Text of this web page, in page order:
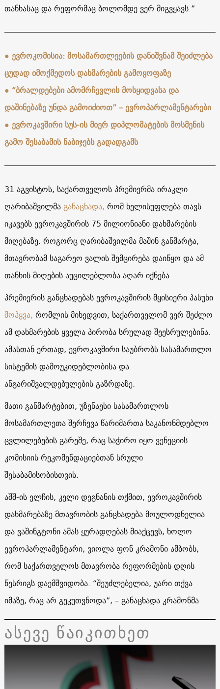
თანხასაც და რეფორმაც ბოლომდე ვერ მიგვყავს.”
● ევროკომისია: მოსამართლეების დანიშვნამ შეიძლება
ცუდად იმოქმედოს დახმარების გამოყოფაზე
● “ბრალდებები ამომრჩევლის მოსყიდვასა და
დაშინებაზე უნდა გამოიძიოთ” – ევროპარლამენტარები
● ევროკავშირი სუს-ის მიერ დიპლომატების მოსმენის
გამო შესაბამის ნაბიჯებს გადადგამს
31 აგვისტოს, საქართველოს პრემიერმა ირაკლი
ღარიბაშვილმაგანაცხადა, რომ ხელისუფლება თავს
იკავებს ევროკავშირის 75 მილიონიანი დახმარების
მიღებაზე. როგორც ღარიბაშვილმა მაშინ განმარტა,
მთავრობამ საგარეო ვალის შემცირება დაიწყო და ამ
თანხის მიღების აუცილებლობა აღარ იქნება.
პრემიერის განცხადებას ევროკავშირის მყისიერი პასუხი
მოჰყვა, რომლის მიხედვით, საქართველომ ვერ შეძლო
ამ დახმარების ყველა პირობა სრულად შეესრულებინა.
ამასთან ერთად, ევროკავშირი საუბრობს სასამართლო
სისტემის დამოუკიდებლობისა და
ანგარიშვალდებულების გაზრდაზე.
მათი განმარტებით, უზენაესი სასამართლოს
მოსამართლეთა შერჩევა წარიმართა საკანონმდებლო
ცვლილებების გარეშე, რაც საჭირო იყო ვენეციის
კომისიის რეკომენდაციებთან სრული
შესაბამისობისთვის.
აშშ-ის ელჩის, კელი დეგნანის თქმით, ევროკავშირის
დახმარებაზე მთავრობის განცხადება მოულოდნელია
და ვაშინგტონი ამას ყურადღებას მიაქცევს, ხოლო
ევროპარლამენტარი, ვიოლა ფონ კრამონი ამბობს,
რომ საქართველოს მთავრობა რეფორმების დღის
წესრიგს დაემშვიდობა. “შეუძლებელია, უარი თქვა
იმაზე, რაც არ გეკუთვნოდა”, – განაცხადა კრამონმა.
ასევე წაიკითხეთ